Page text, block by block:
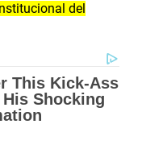
del